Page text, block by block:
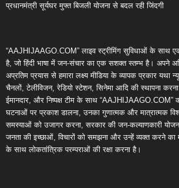
प्रधानमंत्री सूर्यघर मुफ्त बिजली योजना से बदल रही जिंदगी
“AAJHIJAAGO.COM” लाइव स्ट्रीमिंग सुविधाओं के साथ
है, जो हिंदी भाषा में जन-संचार का एक सशक्त स्तम्भ है। अपने
अप्रतिम प्रयास से हमारा लक्ष्य मीडिया के व्यापक प्रकार यथा
चैनलों, टेलीविजन, रेडियो स्टेशन, सिनेमा आदि की स्थापना करना
ईमानदार, और निष्पक्ष टीम के साथ “AAJHIJAAGO.COM”
घटनाओं पर प्रकाश डालना, उनका गुणात्मक और मात्रात्मक
समस्याओं को उजागर करना, सरकार की जन-कल्याणकारी
जनता की इच्छाओं, विचारों को समझना और उन्हें व्यक्त करने का
के साथ लोकतांत्रिक परम्पराओं की रक्षा करना है।